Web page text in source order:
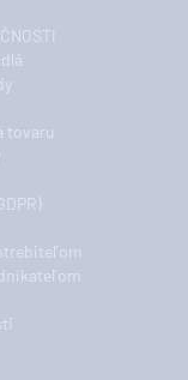
tovaru